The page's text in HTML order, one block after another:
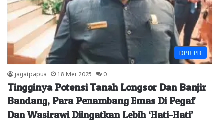
DPR PB
jagatpapua 18 Mei 2025 0
Tingginya Potensi Tanah Longsor Dan Banjir
Bandang, Para Penambang Emas Di Pegaf
Dan Wasirawi Diingatkan Lebih ‘Hati-Hati’